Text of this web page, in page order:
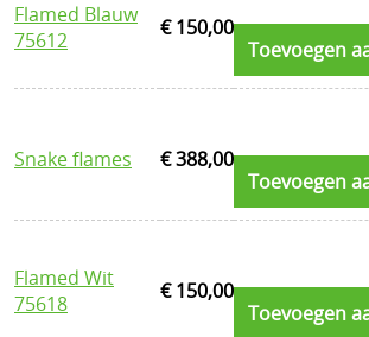
Flamed Blauw
75612
€ 150,00
Toevoegen
Snake flames
€ 388,00
Toevoegen
Flamed Wit
75618
€ 150,00
Toevoegen